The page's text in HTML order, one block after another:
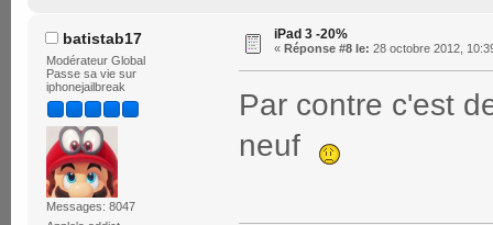
batistab17
Modérateur Global
Passe sa vie sur
iphonejailbreak
Messages: 8047
iPad 3 -20%
« Réponse #8 le: 28 octobre 2012,
Par contre c'est
neuf